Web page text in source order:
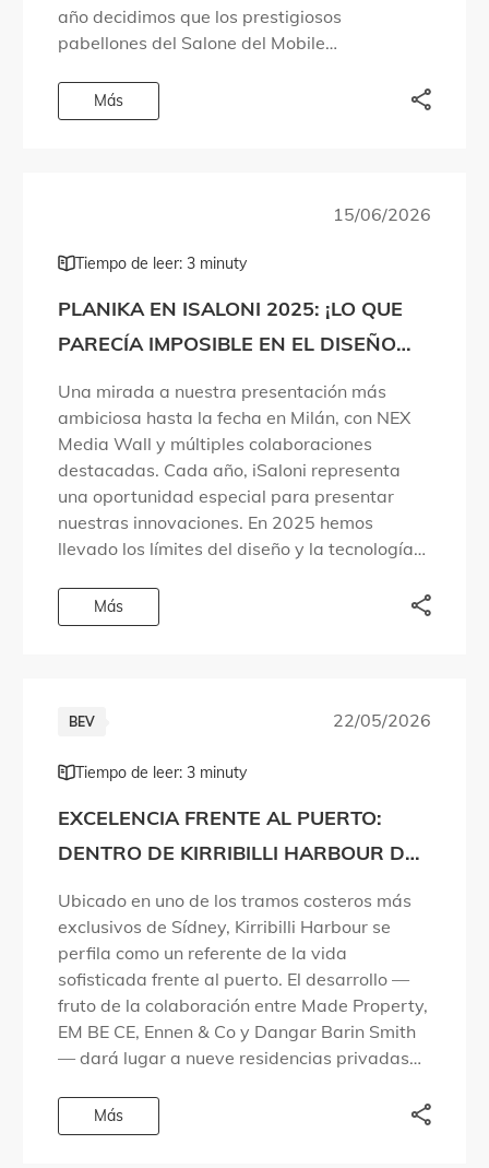
año decidimos que los prestigiosos
pabellones del Salone del Mobile
albergar todo lo que queríamos compartir.
Por eso […]
Más
15/06/2026
Tiempo de leer: 3 minuty
PLANIKA EN ISALONI 2025: ¡LO QUE
PARECÍA IMPOSIBLE EN EL DISEÑO
DEL FUEGO SE HA HECHO REALIDAD!
Una mirada a nuestra presentación más
ambiciosa hasta la fecha en Milán, con NEX
Media Wall y múltiples colaboraciones
destacadas. Cada año, iSaloni representa
una oportunidad especial para presentar
nuestras innovaciones. En 2025 hemos
llevado los límites del diseño y la tecnología
preguntas que las personas llevaban años […]
Más
BEV 22/05/2026
Tiempo de leer: 3 minuty
EXCELENCIA FRENTE AL PUERTO:
DENTRO DE KIRRIBILLI HARBOUR DE
Ubicado en uno de los tramos costeros más
exclusivos de Sídney, Kirribilli Harbour se
perfila como un referente de la vida
sofisticada frente al puerto. El desarrollo —
fruto de la colaboración entre Made Property,
EM BE CE, Ennen & Co y Dangar Barin Smith
— dará lugar a nueve residencias privadas
Más